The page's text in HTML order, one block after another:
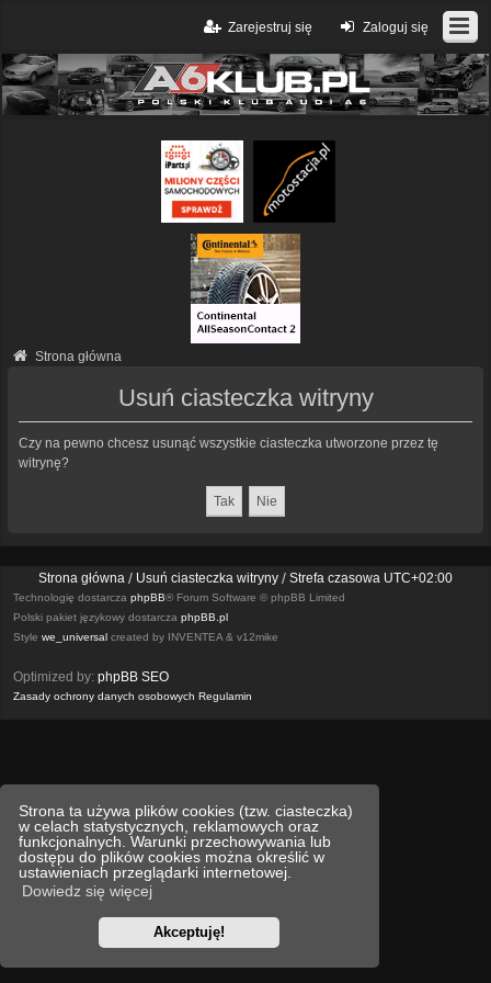
Strona ta używa plików cookies (tzw. ciasteczka)
w celach statystycznych, reklamowych oraz
funkcjonalnych. Warunki przechowywania lub
dostępu do plików cookies można określić w
ustawieniach przeglądarki internetowej.
Dowiedz się więcej
Akceptuję!
Zaloguj się
Zarejestruj się
Strona główna
Usuń ciasteczka witryny
Czy na pewno chcesz usunąć wszystkie ciasteczka utworzone przez tę
witrynę?
Strona główna Usuń ciasteczka witryny Strefa czasowa UTC+02:00
Technologię dostarcza phpBB® Forum Software © phpBB Limited
Polski pakiet językowy dostarcza phpBB.pl
Style we_universal created by INVENTEA & v12mike
Optimized by: phpBB SEO
Zasady ochrony danych osobowych Regulamin